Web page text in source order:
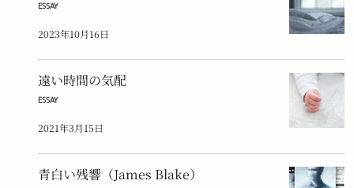
ESSAY
2023年10月16日
遠い時間の気配
ESSAY
2021年3月15日
青白い残響（James Blake）